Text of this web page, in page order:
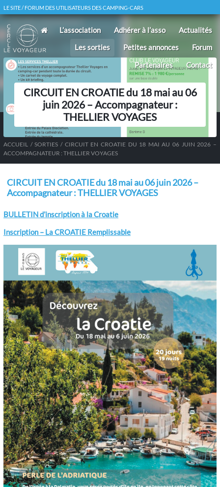
LE SITE / FORUM DES UTILISATEURS DES CAMPING-CARS
L’association Adhérer à l’asso
Actualités
Les sorties
Petites annonces
Forum
Partenaires
Contact
CIRCUIT EN CROATIE du 18 mai au 06
juin 2026 – Accompagnateur :
THELLIER VOYAGES
ACCUEIL /SORTIES / CIRCUIT EN CROATIE DU 18 MAI AU 06 JUIN 2026 –
ACCOMPAGNATEUR : THELLIER VOYAGES
CIRCUIT EN CROATIE du 18 mai au 06 juin 2026 –
Accompagnateur : THELLIER VOYAGES
BULLETIN d’inscription à la Croatie
Inscription – La CROATIE Remplissable